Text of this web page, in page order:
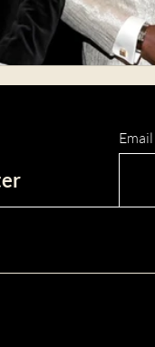
Email